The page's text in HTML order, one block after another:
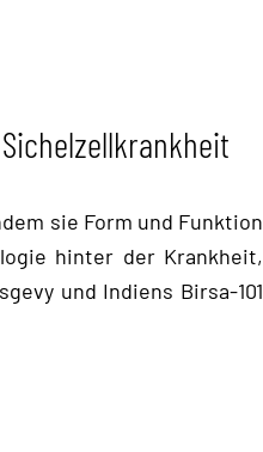
sie Form und Funktion
hinter der Krankheit,
und Indiens Birsa-101